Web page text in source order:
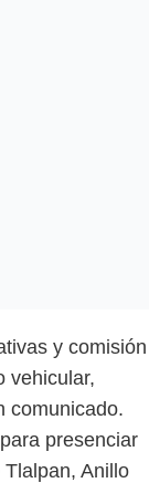
y comisión
vehicular,
comunicado.
presenciar
Anillo